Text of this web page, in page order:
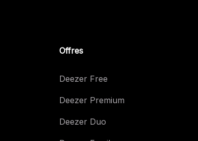
Offres
Deezer Free
Deezer Premium
Deezer Duo